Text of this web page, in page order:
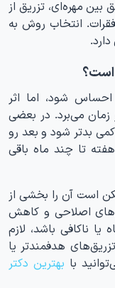
مهره‌ای، تزریق از
انتخاب روش به
است؟
شود، اما اثر
زمان می‌برد. در بعضی
است ۲ تا ۳ روز اول کمی بدتر شود و بعد رو
هفته تا چند ماه باقی
است آن را بخشی از
اصلاحی و کاهش
یا ناکافی باشد، لازم
هدفمندتر یا
با بهترین دکتر